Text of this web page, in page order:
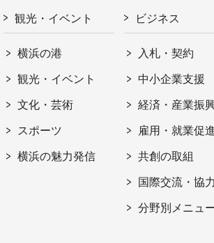
観光・イベント
横浜の港
観光・イベント
文化・芸術
スポーツ
横浜の魅力発信
ビジネス
入札・契約
中小企業支援
経済・産業振
雇用・就業促
共創の取組
国際交流・協力
分野別メニュ